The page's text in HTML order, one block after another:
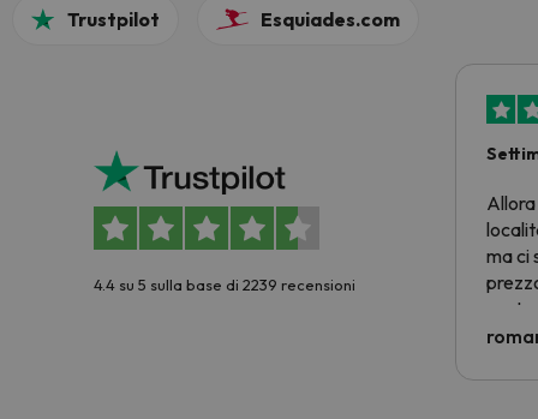
Trustpilot Esquiades.com
4.4 su 5 sulla base di 2239 recensioni
Allora
ma ci